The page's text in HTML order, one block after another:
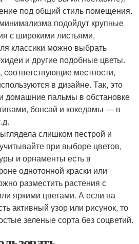
под общий стиль помещения.
подойдут крупные
с широкими листьями,
классики можно выбрать
и другие подобные цветы.
местности,
в дизайне. Так, это
домашние пальмы в обстановке
бонсай и кокедамы — в
слишком пестрой и
при выборе цветов,
и орнаменты есть в
однотонной краски или
разместить растения с
яркими цветами. А если на
активный узор или рисунок, то
зеленые сорта без соцветий.